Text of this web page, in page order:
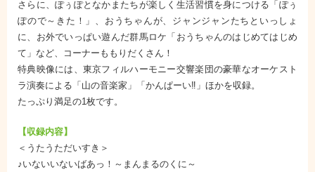
さらに、ぽぅぽとなかまたちが楽しく生活習慣を身につける「ぽぅ
ぽので～きた！」、おうちゃんが、ジャンジャンたちといっしょ
に、お外でいっぱい遊んだ群馬ロケ「おうちゃんのはじめてはじめ
て」など、コーナーももりだくさん！
特典映像には、東京フィルハーモニー交響楽団の豪華なオーケスト
ラ演奏による「山の音楽家」「かんぱーい‼」ほかを収録。
たっぷり満足の1枚です。
【収録内容】
＜うたうただいすき＞
♪いないいないばあっ！～まんまるのくに～